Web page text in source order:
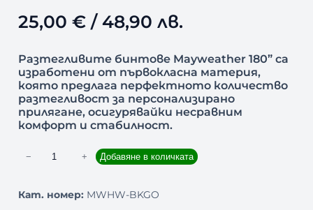
25,00 €/ 48,90 лв.
Разтегливите бинтове Mayweather 180” са
изработени от първокласна материя,
която предлага перфектното количество
разтегливост за персонализирано
прилягане, осигурявайки несравним
комфорт и стабилност.
− + Добавяне в количката
Кат. номер: MWHW-BKGO